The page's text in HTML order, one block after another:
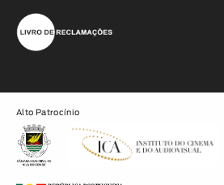
Alto Patrocínio